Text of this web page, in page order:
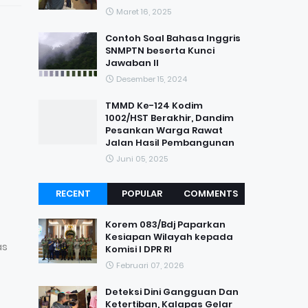
Maret 16, 2025
Contoh Soal Bahasa Inggris
SNMPTN beserta Kunci
Jawaban II
Desember 15, 2024
TMMD Ke-124 Kodim
1002/HST Berakhir, Dandim
Pesankan Warga Rawat
Jalan Hasil Pembangunan
Juni 05, 2025
RECENT POPULAR COMMENTS
Korem 083/Bdj Paparkan
Kesiapan Wilayah kepada
Komisi I DPR RI
Februari 07, 2026
Deteksi Dini Gangguan Dan
Ketertiban, Kalapas Gelar